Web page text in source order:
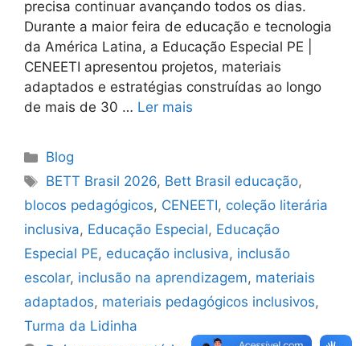
precisa continuar avançando todos os dias.
Durante a maior feira de educação e tecnologia
da América Latina, a Educação Especial PE |
CENEETI apresentou projetos, materiais
adaptados e estratégias construídas ao longo
de mais de 30 … Ler mais
Blog
BETT Brasil 2026, Bett Brasil educação,
blocos pedagógicos, CENEETI, coleção literária
inclusiva, Educação Especial, Educação
Especial PE, educação inclusiva, inclusão
escolar, inclusão na aprendizagem, materiais
adaptados, materiais pedagógicos inclusivos,
Turma da Lidinha